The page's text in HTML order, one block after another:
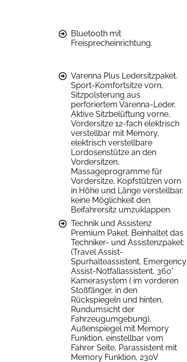
Bluetooth mit
Freisprecheinrichtung.
Varenna Plus Ledersitzpaket.
Sport-Komfortsitze vorn,
Sitzpolsterung aus
perforiertem Varenna-Leder,
Aktive Sitzbelüftung vorne,
Vordersitze 12-fach elektrisch
verstellbar mit Memory,
elektrisch verstellbare
Lordosenstütze an den
Vordersitzen,
Massageprogramme für
Vordersitze, Kopfstützen vorn
in Höhe und Länge verstellbar,
keine Möglichkeit den
Beifahrersitz umzuklappen.
Technik und Assistenz
Premium Paket. Beinhaltet das
Techniker- und Assistenzpaket:
(Travel Assist-
Spurhalteassistent, Emergency
Assist-Notfallassistent, 360°
Kamerasystem ( im vorderen
Stoßfänger, in den
Rückspiegeln und hinten,
Rundumsicht der
Fahrzeugumgebung),
Außenspiegel mit Memory
Funktion, einstellbar vom
Fahrer Seite, Parassistent mit
Memory Funktion, 230V